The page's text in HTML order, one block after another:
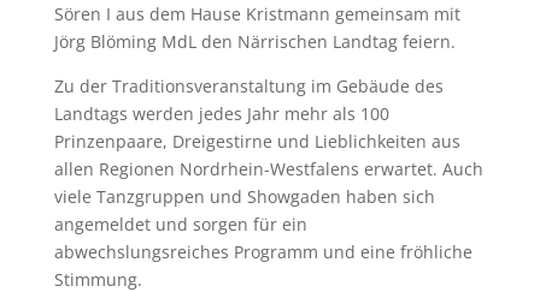
Sören I aus dem Hause Kristmann gemeinsam mit
Jörg Blöming MdL den Närrischen Landtag feiern.
Zu der Traditionsveranstaltung im Gebäude des
Landtags werden jedes Jahr mehr als 100
Prinzenpaare, Dreigestirne und Lieblichkeiten aus
allen Regionen Nordrhein-Westfalens erwartet. Auch
viele Tanzgruppen und Showgaden haben sich
angemeldet und sorgen für ein
abwechslungsreiches Programm und eine fröhliche
Stimmung.